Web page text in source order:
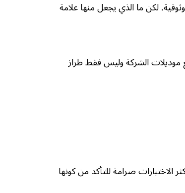
لكن ما الذي يجعل منها علامة
موديلات الشركة وليس فقط طراز
الاختبارات صرامة للتأكد من كونها